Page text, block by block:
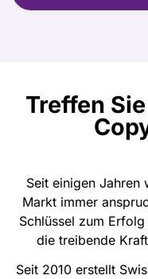
Treffen
Seit einigen Jahren
Markt immer
Schlüssel zum
die treibende
Seit 2010 erstellt